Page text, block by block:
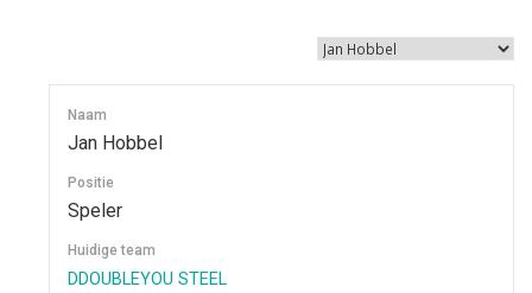
Naam
Jan Hobbel
Positie
Speler
Huidige team
DDOUBLEYOU STEEL